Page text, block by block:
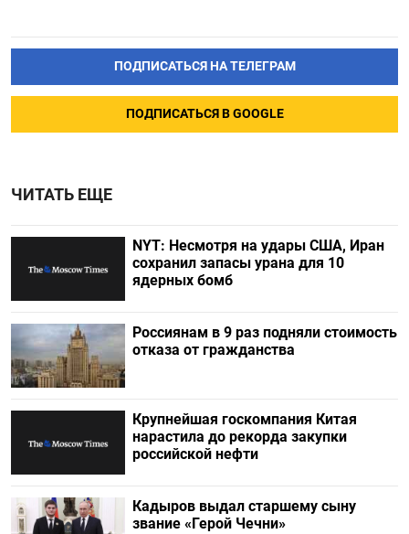
ПОДПИСАТЬСЯ НА ТЕЛЕГРАМ
ПОДПИСАТЬСЯ В GOOGLE
ЧИТАТЬ ЕЩЕ
NYT: Несмотря на удары США, Иран
сохранил запасы урана для 10
ядерных бомб
Россиянам в 9 раз подняли стоимость
отказа от гражданства
Крупнейшая госкомпания Китая
нарастила до рекорда закупки
российской нефти
Кадыров выдал старшему сыну
звание «Герой Чечни»